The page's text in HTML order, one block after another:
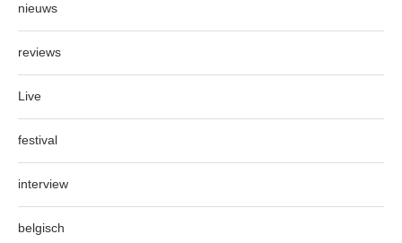
nieuws
reviews
Live
festival
interview
belgisch